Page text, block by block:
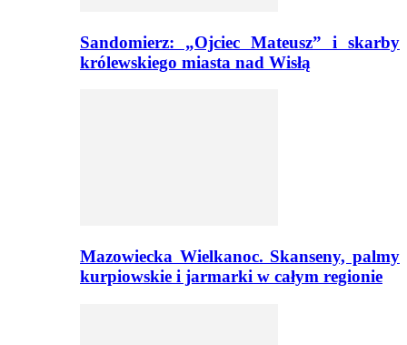
Sandomierz: „Ojciec Mateusz” i skarby
królewskiego miasta nad Wisłą
Mazowiecka Wielkanoc. Skanseny, palmy
kurpiowskie i jarmarki w całym regionie